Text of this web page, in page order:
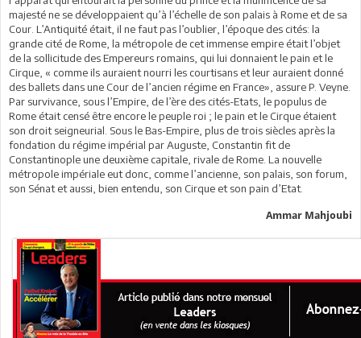
majesté ne se développaient qu’à l’échelle de son palais à Rome et de sa
Cour. L’Antiquité était, il ne faut pas l’oublier, l’époque des cités: la
grande cité de Rome, la métropole de cet immense empire était l’objet
de la sollicitude des Empereurs romains, qui lui donnaient le pain et le
Cirque, « comme ils auraient nourri les courtisans et leur auraient donné
des ballets dans une Cour de l’ancien régime en France», assure P. Veyne.
Par survivance, sous l’Empire, de l’ère des cités-Etats, le populus de
Rome était censé être encore le peuple roi ; le pain et le Cirque étaient
son droit seigneurial. Sous le Bas-Empire, plus de trois siècles après la
fondation du régime impérial par Auguste, Constantin fit de
Constantinople une deuxième capitale, rivale de Rome. La nouvelle
métropole impériale eut donc, comme l’ancienne, son palais, son forum,
son Sénat et aussi, bien entendu, son Cirque et son pain d’Etat.
Ammar Mahjoubi